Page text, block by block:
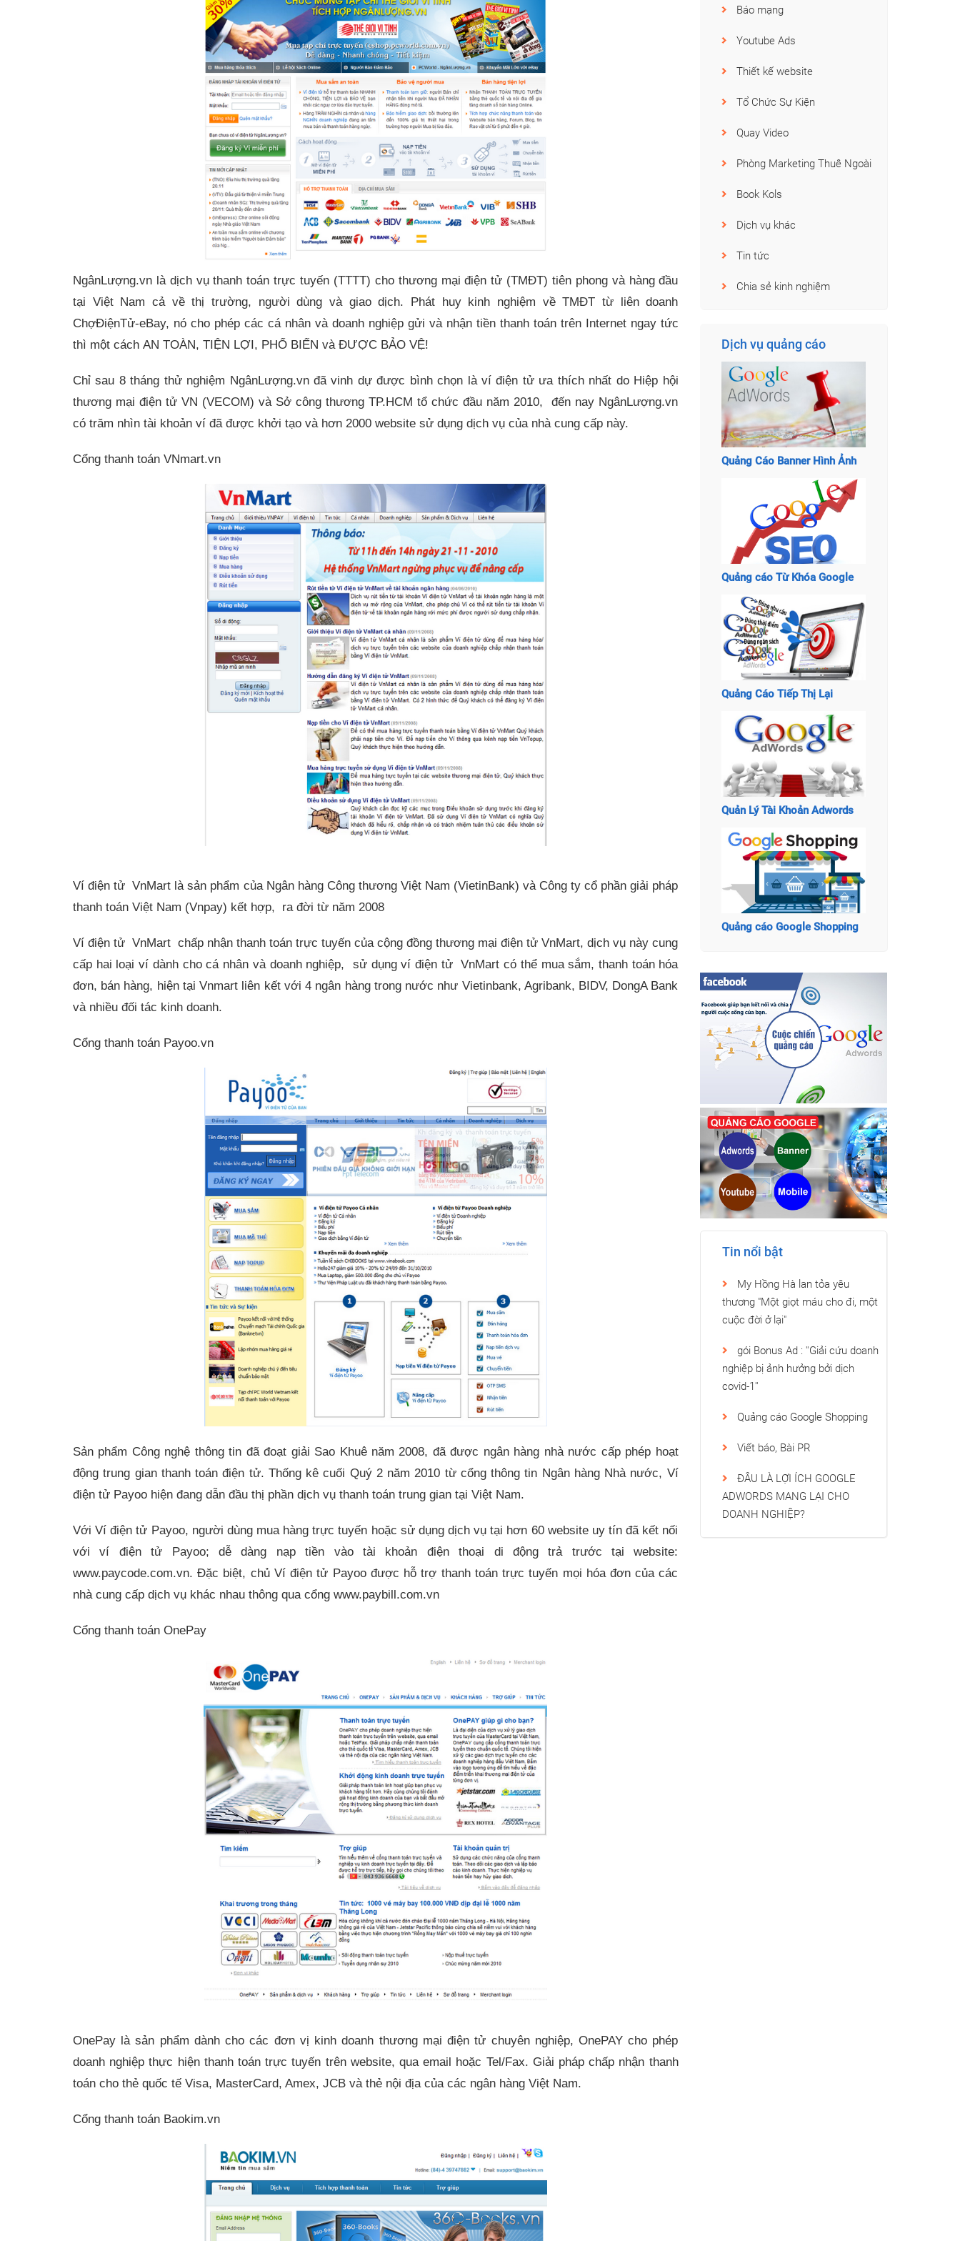
NgânLượng.vn là dịch vụ thanh toán trực tuyến (TTTT) cho thương mại điện tử (TMĐT) tiên phong và hàng đầu
tại Việt Nam cả về thị trường, người dùng và giao dịch. Phát huy kinh nghiệm về TMĐT từ liên doanh
ChợĐiệnTử-eBay, nó cho phép các cá nhân và doanh nghiệp gửi và nhận tiền thanh toán trên Internet ngay tức
thì một cách AN TOÀN, TIỆN LỢI, PHỔ BIẾN và ĐƯỢC BẢO VỆ!
Chỉ sau 8 tháng thử nghiệm NgânLượng.vn đã vinh dự được bình chọn là ví điện tử ưa thích nhất do Hiệp hội
thương mại điện tử VN (VECOM) và Sở công thương TP.HCM tổ chức đầu năm 2010, đến nay NgânLượng.vn
có trăm nhìn tài khoản ví đã được khởi tạo và hơn 2000 website sử dụng dịch vụ của nhà cung cấp này.
Cổng thanh toán VNmart.vn
Ví điện tử VnMart là sản phẩm của Ngân hàng Công thương Việt Nam (VietinBank) và Công ty cổ phần giải pháp
thanh toán Việt Nam (Vnpay) kết hợp, ra đời từ năm 2008
Ví điện tử VnMart chấp nhận thanh toán trực tuyến của cộng đồng thương mại điện tử VnMart, dịch vụ này cung
cấp hai loại ví dành cho cá nhân và doanh nghiệp, sử dụng ví điện tử VnMart có thể mua sắm, thanh toán hóa
đơn, bán hàng, hiện tại Vnmart liên kết với 4 ngân hàng trong nước như Vietinbank, Agribank, BIDV, DongA Bank
và nhiều đối tác kinh doanh.
Cổng thanh toán Payoo.vn
Sản phẩm Công nghệ thông tin đã đoạt giải Sao Khuê năm 2008, đã được ngân hàng nhà nước cấp phép hoạt
động trung gian thanh toán điện tử. Thống kê cuối Quý 2 năm 2010 từ cổng thông tin Ngân hàng Nhà nước, Ví
điện tử Payoo hiện đang dẫn đầu thị phần dịch vụ thanh toán trung gian tại Việt Nam.
Với Ví điện tử Payoo, người dùng mua hàng trực tuyến hoặc sử dụng dịch vụ tại hơn 60 website uy tín đã kết nối
với ví điện tử Payoo; dễ dàng nạp tiền vào tài khoản điện thoại di động trả trước tại website:
www.paycode.com.vn. Đặc biệt, chủ Ví điện tử Payoo được hỗ trợ thanh toán trực tuyến mọi hóa đơn của các
nhà cung cấp dịch vụ khác nhau thông qua cổng www.paybill.com.vn
Cổng thanh toán OnePay
OnePay là sản phẩm dành cho các đơn vị kinh doanh thương mại điện tử chuyên nghiệp, OnePAY cho phép
doanh nghiệp thực hiện thanh toán trực tuyến trên website, qua email hoặc Tel/Fax. Giải pháp chấp nhận thanh
toán cho thẻ quốc tế Visa, MasterCard, Amex, JCB và thẻ nội địa của các ngân hàng Việt Nam.
Cổng thanh toán Baokim.vn
Báo mạng
Youtube Ads
Thiết kế website
Tổ Chức Sự Kiện
Quay Video
Phòng Marketing Thuê Ngoài
Book Kols
Dịch vụ khác
Tin tức
Chia sẻ kinh nghiệm
Dịch vụ quảng cáo
Quảng Cáo Banner Hình Ảnh
Quảng cáo Từ Khóa Google
Quảng Cáo Tiếp Thị Lại
Quản Lý Tài Khoản Adwords
Quảng cáo Google Shopping
Tin nổi bật
My Hồng Hà lan tỏa yêu
thương "Một giọt máu cho đi, một
cuộc đời ở lại"
gói Bonus Ad : ''Giải cứu doanh
nghiệp bị ảnh hưởng bởi dịch
covid-1''
Quảng cáo Google Shopping
Viết báo, Bài PR
ĐÂU LÀ LỢI ÍCH GOOGLE
ADWORDS MANG LẠI CHO
DOANH NGHIỆP?